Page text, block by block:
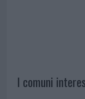
I comuni